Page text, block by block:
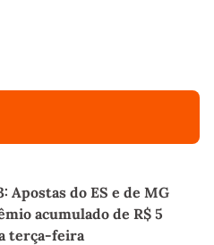
Apostas do ES e de MG
acumulado de R$ 5
terça-feira